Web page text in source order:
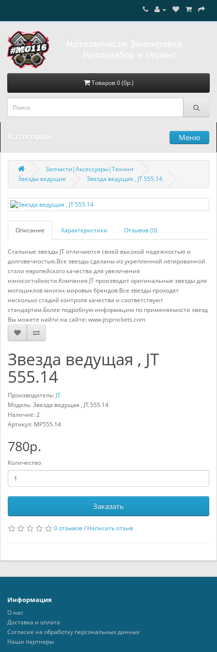
Товаров 0 (0р.)
Категории Меню
Запчасти|Аксессуары|Тюнинг
Звезды ведущие
Звезда ведущая , JT 555.14
Описание Характеристики Отзывов (0)
Стальные звезды JT отличаются своей высокой надежностью и
долговечностью.Все звезды сделаны из укрепленной легированной
стали европейского качества для увеличения
износостойкости.Компания JT производит оригинальные звезды для
мотоциклов многих мировых брендов.Все звезды проходят
несколько стадий контроля качества и соответствуют
стандартам.Более подробную информацию по применяемости звезд
Вы можете найти на сайте: www.jtsprockets.com
Звезда ведущая , JT
555.14
Производитель: JT
Модель: Звезда ведущая , JT 555.14
Наличие: 2
Артикул: MP555.14
780р.
Количество
Заказать
0 отзывов/ Написать отзыв
Информация
О нас
Доставка и оплата
Согласие на обработку персональных данных
Наши партнеры